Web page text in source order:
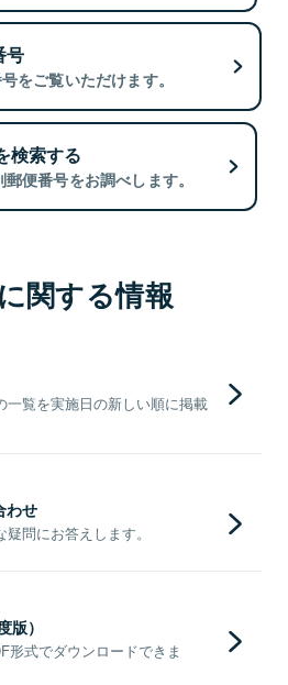
号
をご覧いただけます。
検索する
便番号をお調べします。
関する情報
覧を実施日の新しい順に掲載
わせ
問にお答えします。
版）
形式でダウンロードできま